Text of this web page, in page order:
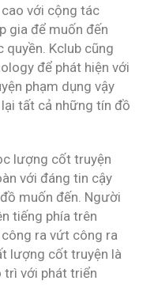
với cộng tác
gia để muốn đến
Kclub cũng
để phát hiện với
phạm dụng vậy
tất cả những tín đồ
lượng cốt truyện
với đáng tin cậy
muốn đến. Người
tiếng phía trên
ra vứt công ra
lượng cốt truyện là
trì với phát triển